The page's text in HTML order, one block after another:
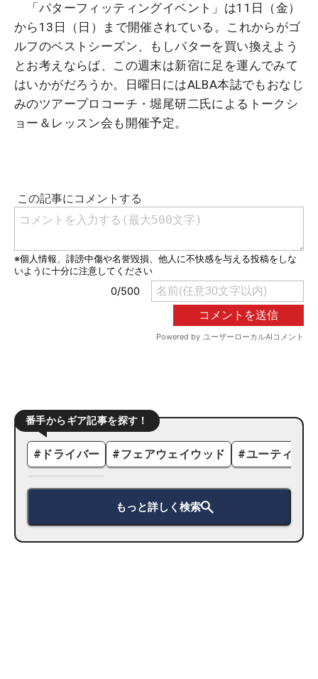
「パターフィッティングイベント」は11日（金）
から13日（日）まで開催されている。これからがゴ
ルフのベストシーズン、もしパターを買い換えよう
とお考えならば、この週末は新宿に足を運んでみて
はいかがだろうか。日曜日にはALBA本誌でもおなじ
みのツアープロコーチ・堀尾研二氏によるトークシ
ョー＆レッスン会も開催予定。
番手からギア記事を探す！
# ドライバー #フェアウェイウッド #ユーティリ
もっと詳しく検索